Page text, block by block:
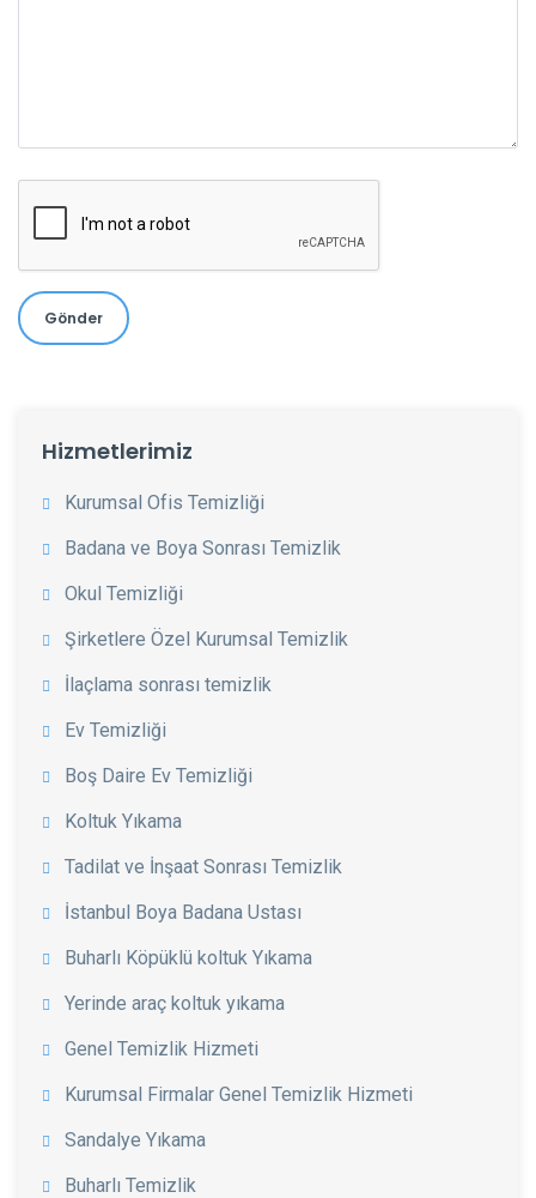
Gönder
Hizmetlerimiz
Kurumsal Ofis Temizliği
Badana ve Boya Sonrası Temizlik
Okul Temizliği
Şirketlere Özel Kurumsal Temizlik
İlaçlama sonrası temizlik
Ev Temizliği
Boş Daire Ev Temizliği
Koltuk Yıkama
Tadilat ve İnşaat Sonrası Temizlik
İstanbul Boya Badana Ustası
Buharlı Köpüklü koltuk Yıkama
Yerinde araç koltuk yıkama
Genel Temizlik Hizmeti
Kurumsal Firmalar Genel Temizlik Hizmeti
Sandalye Yıkama
Buharlı Temizlik